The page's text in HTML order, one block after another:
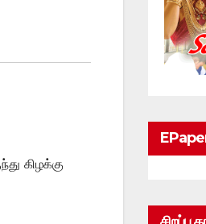
கிழக்கு